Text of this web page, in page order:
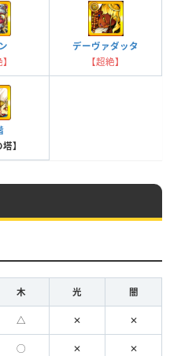
デーヴァダッタ
【超絶】
】
木 光 闇
△ ✕ ✕
◯ ✕ ✕